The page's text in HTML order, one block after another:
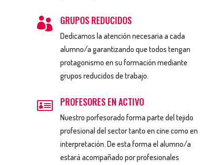
 GRUPOS REDUCIDOS
Dedicamos la atención necesaria a cada
alumno/a garantizando que todos tengan
protagonismo en su formación mediante
grupos reducidos de trabajo.
 PROFESORES EN ACTIVO
Nuestro porfesorado forma parte del tejido
profesional del sector tanto en cine como en
interpretación. De esta forma el alumno/a
estará acompañado por profesionales